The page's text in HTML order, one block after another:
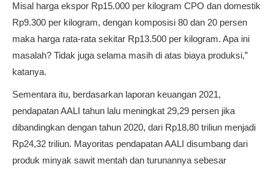
Misal harga ekspor Rp15.000 per kilogram CPO dan domestik
Rp9.300 per kilogram, dengan komposisi 80 dan 20 persen
maka harga rata-rata sekitar Rp13.500 per kilogram. Apa ini
masalah? Tidak juga selama masih di atas biaya produksi,”
katanya.
Sementara itu, berdasarkan laporan keuangan 2021,
pendapatan AALI tahun lalu meningkat 29,29 persen jika
dibandingkan dengan tahun 2020, dari Rp18,80 triliun menjadi
Rp24,32 triliun. Mayoritas pendapatan AALI disumbang dari
produk minyak sawit mentah dan turunannya sebesar